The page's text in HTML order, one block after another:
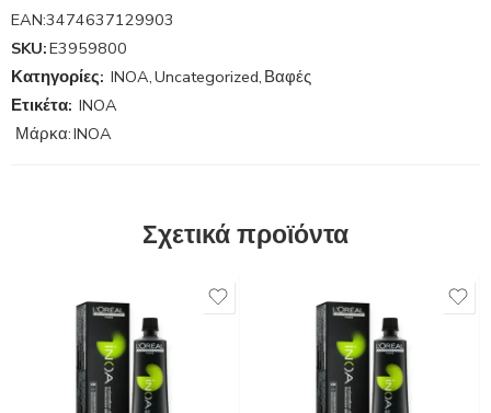
EAN:3474637129903
SKU:E3959800
Κατηγορίες: INOA,Uncategorized, Βαφές
Ετικέτα: INOA
Μάρκα:INOA
Σχετικά προϊόντα